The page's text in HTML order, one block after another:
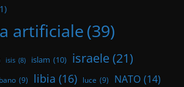
artificiale(39)
isis (8) islam (10) israele(21)
(9) libia (16) luce (9) NATO (14)